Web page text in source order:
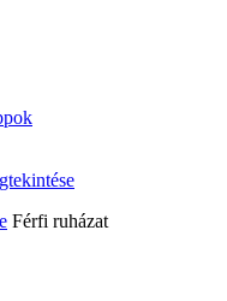
Férfi ruházat